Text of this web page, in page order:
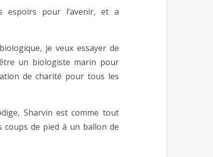
espoirs pour l’avenir, et a
je veux essayer de
un biologiste marin pour
de charité pour tous les
Sharvin est comme tout
de pied à un ballon de